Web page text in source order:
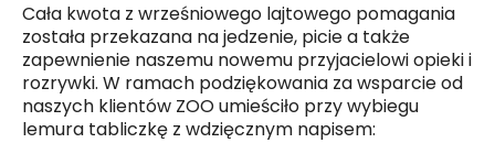
Cała kwota z wrześniowego lajtowego pomagania
została przekazana na jedzenie, picie a także
zapewnienie naszemu nowemu przyjacielowi opieki i
rozrywki. W ramach podziękowania za wsparcie od
naszych klientów ZOO umieściło przy wybiegu
lemura tabliczkę z wdzięcznym napisem: